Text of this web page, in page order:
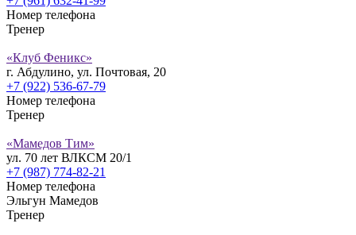
Номер телефона
Тренер
«Клуб Феникс»
г. Абдулино, ул. Почтовая, 20
+7 (922) 536-67-79
Номер телефона
Тренер
«Мамедов Тим»
ул. 70 лет ВЛКСМ 20/1
+7 (987) 774-82-21
Номер телефона
Эльгун Мамедов
Тренер